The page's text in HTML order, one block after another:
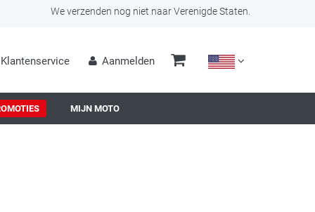
We verzenden nog niet naar Verenigde Staten.
Klantenservice Aanmelden
MIJN MOTO